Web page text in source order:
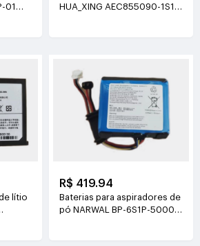
01
HUA_XING AEC855090-1S1P
lítio
R$ 419.94
Baterias para aspiradores de
pó NARWAL BP-6S1P-5000A